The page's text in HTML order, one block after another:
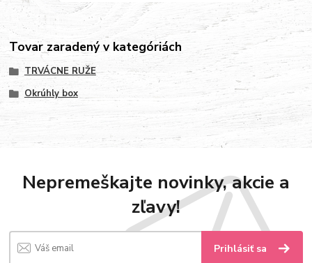
Tovar zaradený v kategóriách
TRVÁCNE RUŽE
Okrúhly box
Nepremeškajte novinky, akcie a
zľavy!
Prihlásiť sa